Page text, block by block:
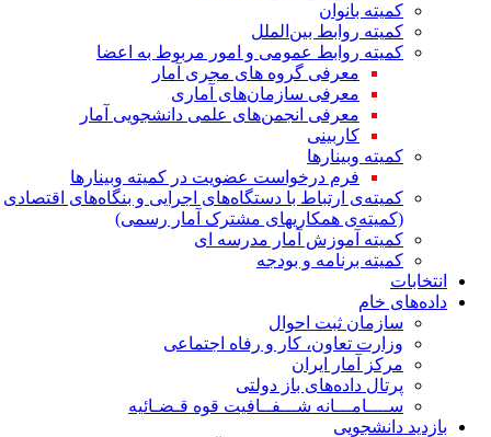
کمیته بانوان
کمیته روابط بین‌الملل
کمیته روابط عمومی و امور مربوط به اعضا
معرفی گروه های مجری آمار
معرفی سازمان‌های آماری
معرفی انجمن‌های علمی دانشجویی آمار
کاربینی
کمیته وبینارها
فرم درخواست عضویت در کمیته وبینارها
کمیته‌ی ارتباط با دستگاه‌های اجرایی و بنگاه‌های اقتصادی
(کمیته‌ی همکاریهای مشترک آمار رسمی)
کمیته آموزش آمار مدرسه ای
کمیته برنامه و بودجه
انتخابات
داده‌های خام
سازمان ثبت احوال
وزارت تعاون، کار و رفاه اجتماعی
مرکز آمار ایران
پرتال داده‌های باز دولتی
ســــامـــانه شـــفــافیت قوه قـضـائیه
بازدید دانشجویی